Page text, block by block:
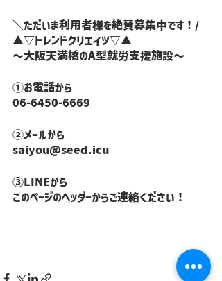
＼ただいま利用者様を絶賛募集中です！/
▲▽トレンドクリエイツ▽▲
〜大阪天満橋のA型就労支援施設〜
①お電話から
06-6450-6669
②メールから
saiyou@seed.icu
③LINEから
このページのヘッダーからご連絡ください！